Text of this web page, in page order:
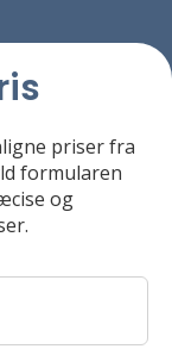
priser fra
formularen
og